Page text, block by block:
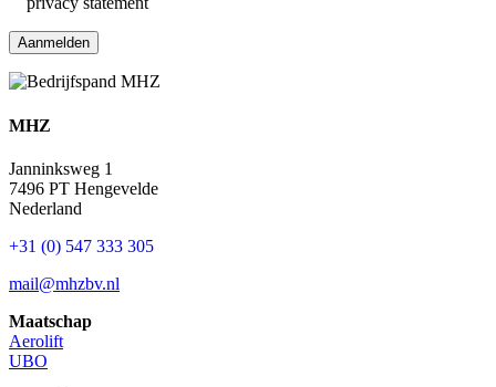
MHZ
Janninksweg 1
7496 PT Hengevelde
Nederland
+31 (0) 547 333 305
mail@mhzbv.nl
Maatschap
Aerolift
UBO